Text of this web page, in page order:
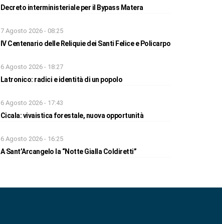
Decreto interministeriale per il Bypass Matera
7 Agosto 2026 - 08:25
IV Centenario delle Reliquie dei Santi Felice e Policarpo
6 Agosto 2026 - 18:27
Latronico: radici e identità di un popolo
6 Agosto 2026 - 17:43
Cicala: vivaistica forestale, nuova opportunità
6 Agosto 2026 - 16:25
A Sant’Arcangelo la “Notte Gialla Coldiretti”